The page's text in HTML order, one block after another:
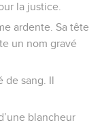
la justice.
ardente. Sa tête
un nom gravé
de sang. Il
blancheur